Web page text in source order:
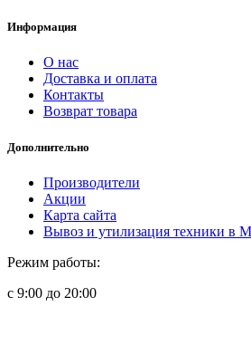
Информация
О нас
Доставка и оплата
Контакты
Возврат товара
Дополнительно
Производители
Акции
Карта сайта
Вывоз и утилизация техники в
Режим работы:
с 9:00 до 20:00